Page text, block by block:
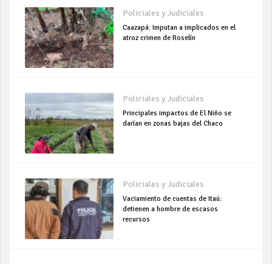
Policiales y Judiciales
Caazapá: Imputan a implicados en el
atroz crimen de Roselín
Policiales y Judiciales
Principales impactos de El Niño se
darían en zonas bajas del Chaco
Policiales y Judiciales
Vaciamiento de cuentas de Itaú:
detienen a hombre de escasos
recursos